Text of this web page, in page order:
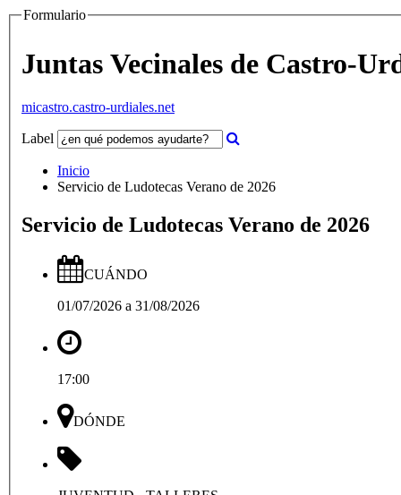
Formulario
Juntas Vecinales de Castro-
micastro.castro-urdiales.net
Label
Inicio
Servicio de Ludotecas Verano de 2026
Servicio de Ludotecas Verano de 2026
CUÁNDO
01/07/2026 a 31/08/2026
17:00
DÓNDE